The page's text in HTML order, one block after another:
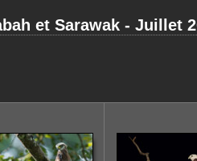
et Sarawak - Juillet